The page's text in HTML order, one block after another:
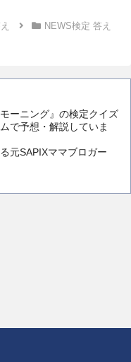
NEWS検定 答え
ーニング』の検定クイズ
で予想・解説していま
元SAPIXママブロガー